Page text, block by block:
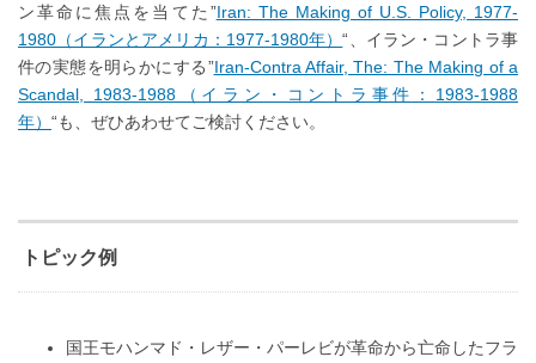
ン革命に焦点を当てた”Iran: The Making of U.S. Policy, 1977-
1980（イランとアメリカ：1977-1980年）“、イラン・コントラ事
件の実態を明らかにする”Iran-Contra Affair, The: The Making of a
Scandal, 1983-1988（イラン・コントラ事件：1983-1988
年） “も、ぜひあわせてご検討ください。
トピック例
国王モハンマド・レザー・パーレビが革命から亡命したフラ